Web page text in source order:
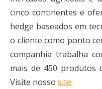
cinco continentes e
hedge baseados em
o cliente como ponto
companhia trabalha
mais de 450 produtos
Visite nosso site.